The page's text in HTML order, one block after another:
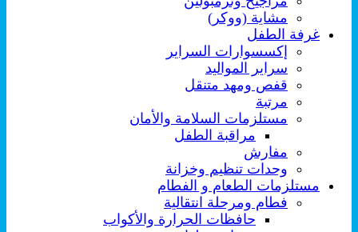
مشاية (ووكر)
غرفة الطفل
إكسسوارات السراير
سراير المواليد
قفص ومهد متنقل
مرتبة
مستلزمات السلامة والأمان
مراقبة الطفل
مفارش
وحدات تنظيم وخزانة
مستلزمات الطعام و الفطام
فطام ومرحلة انتقالية
حافظات الحرارة والأكواب